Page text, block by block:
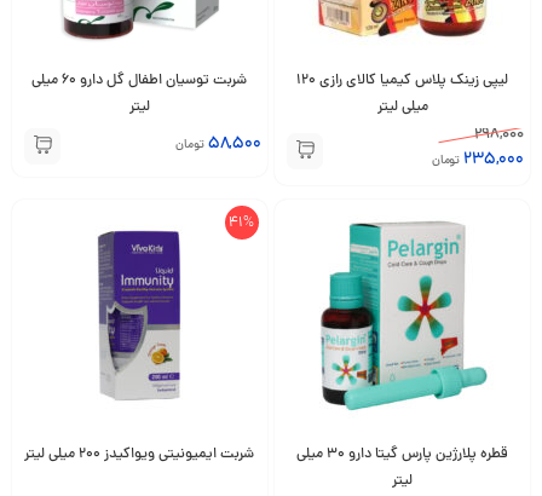
لیپی زینک پلاس کیمیا کالای رازی 120
میلی لیتر
298,000
235,000 تومان
شربت توسیان اطفال گل دارو 60 میلی
لیتر
58,500 تومان
قطره پلارژین پارس گیتا دارو 30 میلی
لیتر
41%
شربت ایمیونیتی ویواکیدز 200 میلی لیتر